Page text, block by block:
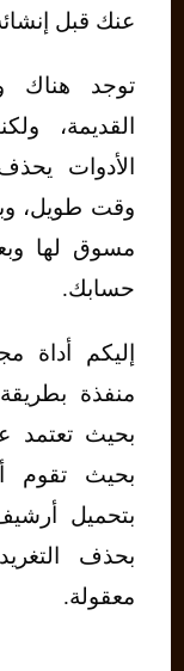
عنك قبل
توجد هناك
القديمة،
وقت طويل،
مسوق لها
حسابك.
إليكم أداة
منفذة
بحيث تعتمد
بحيث تقوم
بتحميل
بحذف
معقولة.